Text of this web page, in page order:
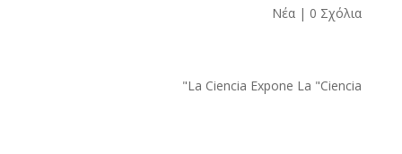
Νέα | 0 Σχόλια
La Ciencia Expone La "Ciencia"